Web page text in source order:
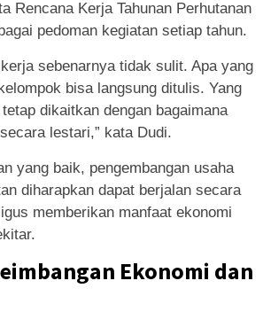
Rencana Kerja Tahunan Perhutanan
pedoman kegiatan setiap tahun.
sebenarnya tidak sulit. Apa yang
bisa langsung ditulis. Yang
dikaitkan dengan bagaimana
lestari,” kata Dudi.
yang baik, pengembangan usaha
diharapkan dapat berjalan secara
memberikan manfaat ekonomi
Ekonomi dan